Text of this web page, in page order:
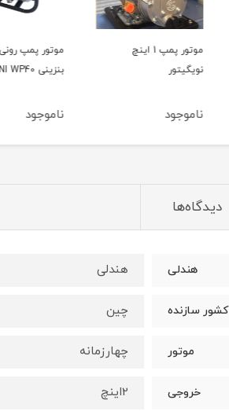
بنزینی RONI WP40
ناموجود
نفتی RONI WP 30 K
ناموجود
دیدگاه‌ها
هندلی هندلی
کشور سازنده چین
موتور چهارزمانه
خروجی 2اینچ